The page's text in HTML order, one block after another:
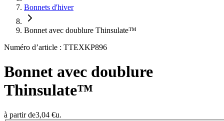
Bonnets d'hiver
Bonnet avec doublure Thinsulate™
Numéro d’article : TTEXKP896
Bonnet avec doublure
Thinsulate™
à partir de3,04 €u.